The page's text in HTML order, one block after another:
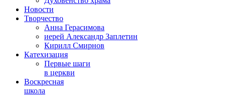
Новости
Творчество
Анна Герасимова
иерей Александр Заплетин
Кирилл Смирнов
Катехизация
Первые шаги
в церкви
Воскресная
школа